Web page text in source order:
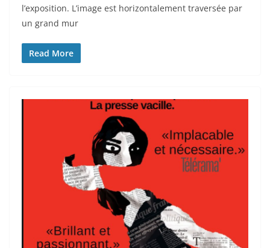
l’exposition. L’image est horizontalement traversée par
un grand mur
Read More